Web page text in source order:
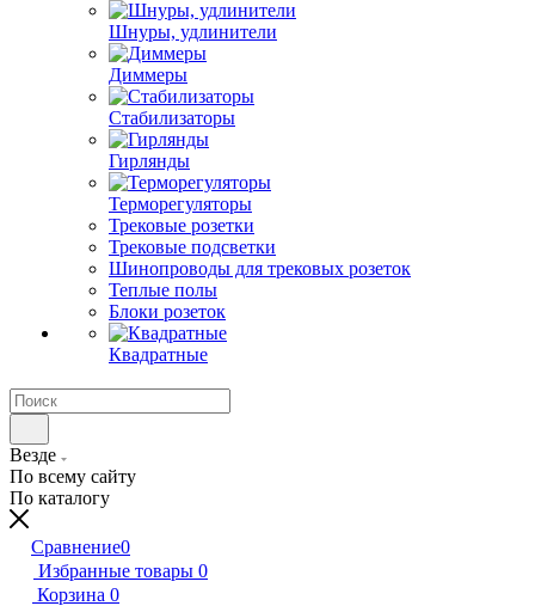
Шнуры, удлинители
Диммеры
Стабилизаторы
Гирлянды
Терморегуляторы
Трековые розетки
Трековые подсветки
Шинопроводы для трековых розеток
Теплые полы
Блоки розеток
Квадратные
Везде
По всему сайту
По каталогу
Сравнение0
Избранные товары 0
Корзина 0